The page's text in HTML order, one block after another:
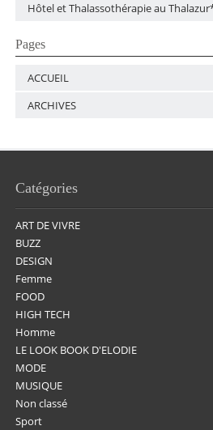
Hôtel et Thalassothérapie au
Pages
ACCUEIL
ARCHIVES
Catégories
ART DE VIVRE
BUZZ
DESIGN
Femme
FOOD
HIGH TECH
Homme
LE LOOK BOOK D'ELODIE
MODE
MUSIQUE
Non classé
Sport